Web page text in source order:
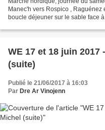
Manec'h vers Rospico , Raguénez
boucle déjeuner sur le sable face
WE 17 et 18 juin
(suite)
Publié le 21/06/2017 à 16:03
Par Dre Ar Vinojenn